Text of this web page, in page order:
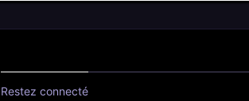
Restez connecté